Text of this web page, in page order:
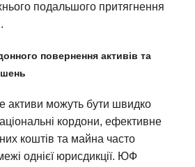
подальшого притягнення
повернення активів та
активи можуть бути швидко
кордони, ефективне
коштів та майна часто
однієї юрисдикції. ЮФ